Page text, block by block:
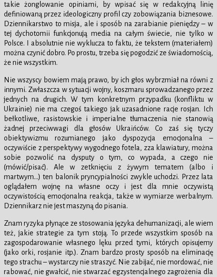
takie żonglowanie opiniami, by wpisać się w redakcyjną linię
definiowaną przez ideologiczny profil czy zobowiązania biznesowe.
Dziennikarstwo to misja, ale i sposób na zarabianie pieniędzy – w
tej dychotomii funkcjonują media na całym świecie, nie tylko w
Polsce. I absolutnie nie wyklucza to faktu, że tekstem (materiałem)
można czynić dobro. Po prostu, trzeba się pogodzić ze świadomością,
że nie wszystkim.
Nie wszyscy bowiem mają prawo, by ich głos wybrzmiał na równi z
innymi. Zwłaszcza w sytuacji wojny, koszmaru sprowadzanego przez
jednych na drugich. W tym konkretnym przypadku (konfliktu w
Ukrainie) nie ma czegoś takiego jak uzasadnione racje rosjan. Ich
bełkotliwe, rasistowskie i imperialne tłumaczenia nie stanowią
żadnej przeciwwagi dla głosów Ukraińców. Co zaś się tyczy
obiektywizmu rozumianego jako dyspozycja emocjonalna –
oczywiście z perspektywy wygodnego fotela, zza klawiatury, można
sobie pozwolić na dysputy o tym, co wypada, a czego nie
(mówić/pisać). Ale w zetknięciu z żywym tematem (albo i
martwym…) ten balonik pryncypialności zwykle uchodzi. Przez lata
oglądałem wojnę na własne oczy i jest dla mnie oczywistą
oczywistością emocjonalna reakcja, także w wymiarze werbalnym.
Dziennikarz nie jest maszyną do pisania.
Znam ryzyka płynące ze stosowania języka dehumanizacji, ale wiem
też, jakie strategie za tym stoją. To przede wszystkim sposób na
zagospodarowanie własnego lęku przed tymi, których opisujemy
(jako orki, rosjanie itp.). Znam bardzo prosty sposób na eliminację
tego strachu – wystarczy nie straszyć. Nie zabijać, nie mordować, nie
rabować, nie gwałcić, nie stwarzać egzystencjalnego zagrożenia dla